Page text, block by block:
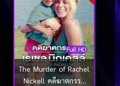
Full HD
The Murder of Rachel
Nickell คดีฆาตกรรม